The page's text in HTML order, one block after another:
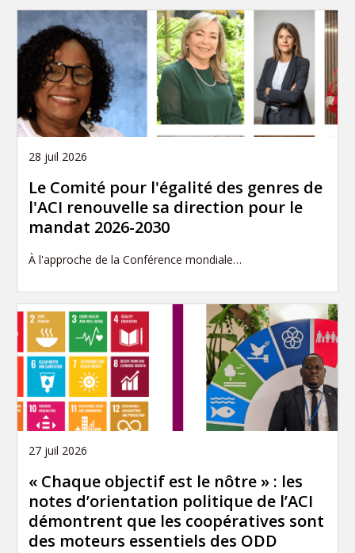
28 juil 2026
Le Comité pour l'égalité des genres de
l'ACI renouvelle sa direction pour le
mandat 2026-2030
À l'approche de la Conférence mondiale…
27 juil 2026
« Chaque objectif est le nôtre » : les
notes d’orientation politique de l’ACI
démontrent que les coopératives sont
des moteurs essentiels des ODD